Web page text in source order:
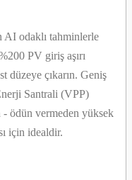
odaklı tahminlerle
PV giriş aşırı
düzeye çıkarın. Geniş
Santrali (VPP)
- ödün vermeden yüksek
için idealdir.